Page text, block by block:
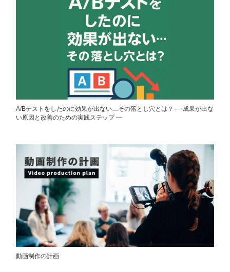
A/Bテストをしたのに効果が出ない…その落とし穴とは？ ― 成果が出な
い原因と改善のための実践ステップ ―
動画制作の計画